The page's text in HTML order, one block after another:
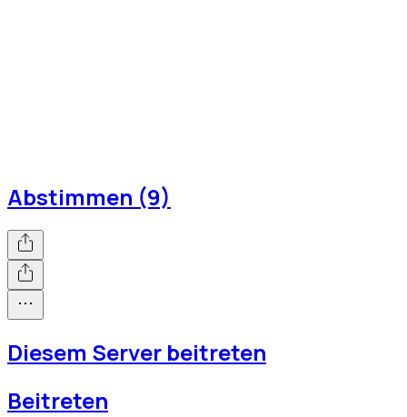
Abstimmen (9)
Diesem Server beitreten
Beitreten